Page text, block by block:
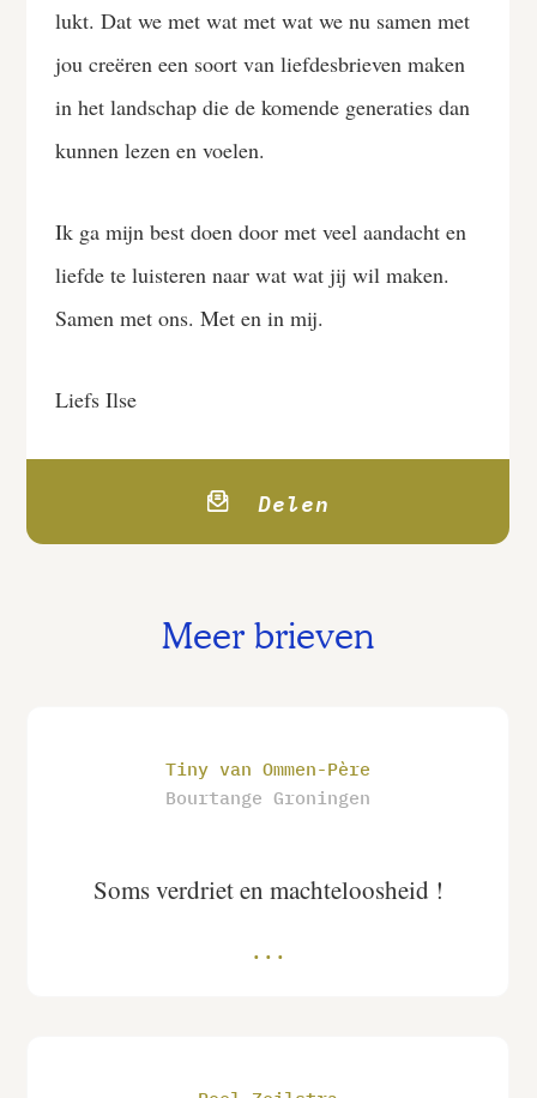
lukt. Dat we met wat met wat we nu samen met
jou creëren een soort van liefdesbrieven maken
in het landschap die de komende generaties dan
kunnen lezen en voelen.
Ik ga mijn best doen door met veel aandacht en
liefde te luisteren naar wat wat jij wil maken.
Samen met ons. Met en in mij.
Liefs Ilse
Delen
Meer brieven
Tiny van Ommen-Père
Bourtange Groningen
Soms verdriet en machteloosheid !